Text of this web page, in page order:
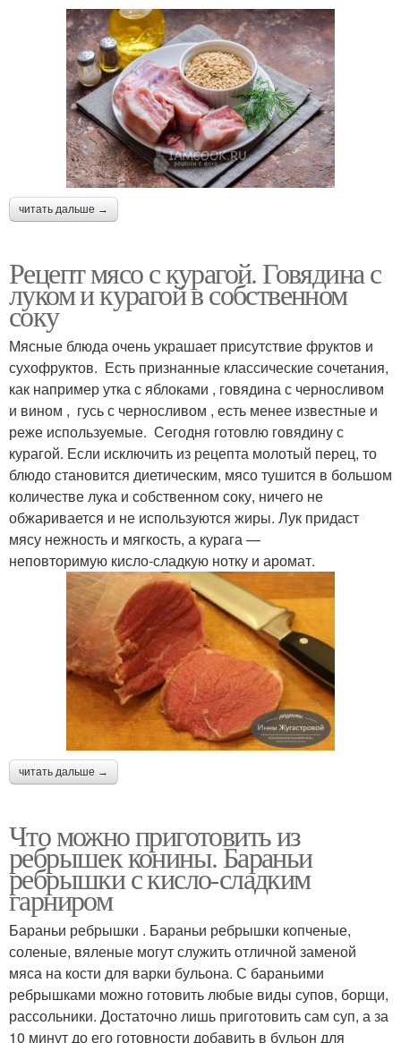
читать дальше →
Рецепт мясо с курагой. Говядина с
луком и курагой в собственном
соку
Мясные блюда очень украшает присутствие фруктов и
сухофруктов. Есть признанные классические сочетания,
как например утка с яблоками , говядина с черносливом
и вином , гусь с черносливом , есть менее известные и
реже используемые. Сегодня готовлю говядину с
курагой. Если исключить из рецепта молотый перец, то
блюдо становится диетическим, мясо тушится в большом
количестве лука и собственном соку, ничего не
обжаривается и не используются жиры. Лук придаст
мясу нежность и мягкость, а курага —
неповторимую кисло-сладкую нотку и аромат.
читать дальше →
Что можно приготовить из
ребрышек конины. Бараньи
ребрышки с кисло-сладким
гарниром
Бараньи ребрышки . Бараньи ребрышки копченые,
соленые, вяленые могут служить отличной заменой
мяса на кости для варки бульона. С бараньими
ребрышками можно готовить любые виды супов, борщи,
рассольники. Достаточно лишь приготовить сам суп, а за
10 минут до его готовности добавить в бульон для